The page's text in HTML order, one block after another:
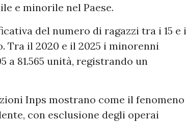
e minorile nel Paese.
del numero di ragazzi tra i 15 e i
Tra il 2020 e il 2025 i minorenni
a 81.565 unità, registrando un
Inps mostrano come il fenomeno
con esclusione degli operai